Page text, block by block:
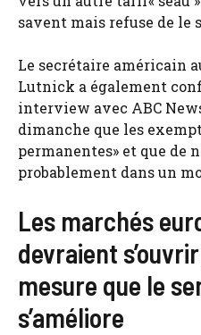
savent mais refuse de le
Le secrétaire américain
Lutnick a également
interview avec ABC
dimanche que les
permanentes» et que de
probablement dans un
Les marchés
devraient
mesure que le
s’améliore